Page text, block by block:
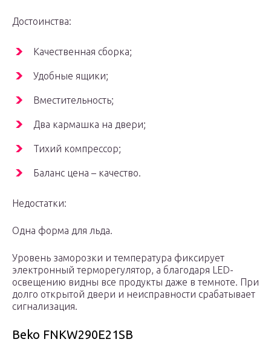
Достоинства:
Качественная сборка;
Удобные ящики;
Вместительность;
Два кармашка на двери;
Тихий компрессор;
Баланс цена – качество.
Недостатки:
Одна форма для льда.
Уровень заморозки и температура фиксирует
электронный терморегулятор, а благодаря LED-
освещению видны все продукты даже в темноте. При
долго открытой двери и неисправности срабатывает
сигнализация.
Beko FNKW290E21SB